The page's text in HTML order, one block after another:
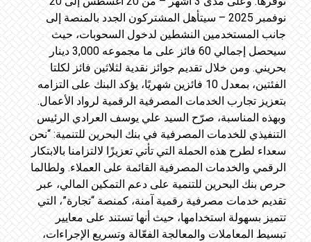
نوفمبر 2025 – سيتأهل المشتركون الجدد بالمنصة إلى
جانب المستخدمين النشطين لدخول السحوبات، حيث
سيحصل إجمالي 60 فائز على ما مجموعه 3,000 دينار
بحريني. ومن خلال تقديم جوائز نقدية لثلاثين فائز لكلتا
الفئتين، بمعدل 10 فائزين شهريًا، يؤكد البنك على التزامه
بتعزيز تجارب الخدمات المصرفية الرقمية لرواد الأعمال.
وبهذه المناسبة، صرّح السيد علي يوسف العرادي الرئيس
التنفيذي للخدمات المصرفية في بنك البحرين للتنمية: “نحن
سعداء لطرح هذه الحملة التي تأتي تعزيزًا لالتزامنا بالابتكار
الرقمي والخدمات المصرفية القائمة على العملاء. ولطالما
حرص بنك البحرين للتنمية على دعم التمكين المالي، عبر
تقديم خدمات مصرفية رقمية آمنة، كمنصة “تجارة”، التي
تتميز بسهولة استخدامها، حيث أنها تستند على معايير
تبسيط المعاملات والمعالجة الفعّالة وتسريع الإجراءات،